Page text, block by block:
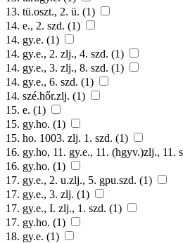
13. tü.oszt., 2. ü. (1)
14. e., 2. szd. (1)
14. gy.e. (1)
14. gy.e., 2. zlj., 4. szd. (1)
14. gy.e., 3. zlj., 8. szd. (1)
14. gy.e., 6. szd. (1)
14. szé.hőr.zlj. (1)
15. e. (1)
15. gy.ho. (1)
15. ho. 1003. zlj. 1. szd. (1)
16. gy.ho, 11. gy.e., 11. (hgyv.)zlj., 11.
16. gy.ho. (1)
17. gy.e., 2. u.zlj., 5. gpu.szd. (1)
17. gy.e., 3. zlj. (1)
17. gy.e., I. zlj., 1. szd. (1)
17. gy.ho. (1)
18. gy.e. (1)